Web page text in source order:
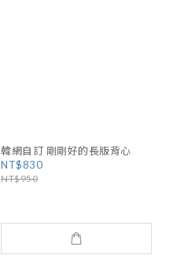
韓網自訂 剛剛好的長版背心
NT$830
NT$950